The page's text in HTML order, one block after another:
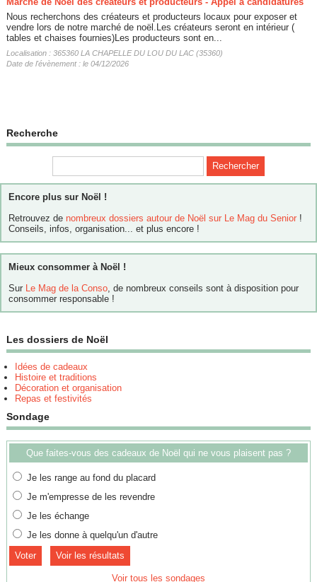
Nous recherchons des créateurs et producteurs locaux pour exposer et
vendre lors de notre marché de noël.Les créateurs seront en intérieur (
tables et chaises fournies)Les producteurs sont en...
Localisation : 365360 LA CHAPELLE DU LOU DU LAC (35360)
Date de l'évènement : le 04/12/2026
Recherche
Encore plus sur Noël !
Retrouvez de nombreux dossiers autour de Noël sur Le Mag du Senior !
Conseils, infos, organisation... et plus encore !
Mieux consommer à Noël !
Sur
Le Mag de la Conso , de nombreux conseils sont à disposition pour
consommer responsable !
Les dossiers de Noël
Idées de cadeaux
Histoire et traditions
Décoration et organisation
Repas et festivités
Sondage
Que faites-vous des cadeaux de Noël qui ne vous plaisent pas ?
Je les range au fond du placard
Je m'empresse de les revendre
Je les échange
Je les donne à quelqu'un d'autre
Voir les résultats
Voir tous les sondages